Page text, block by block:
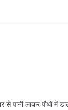
पानी लाकर पौधों में